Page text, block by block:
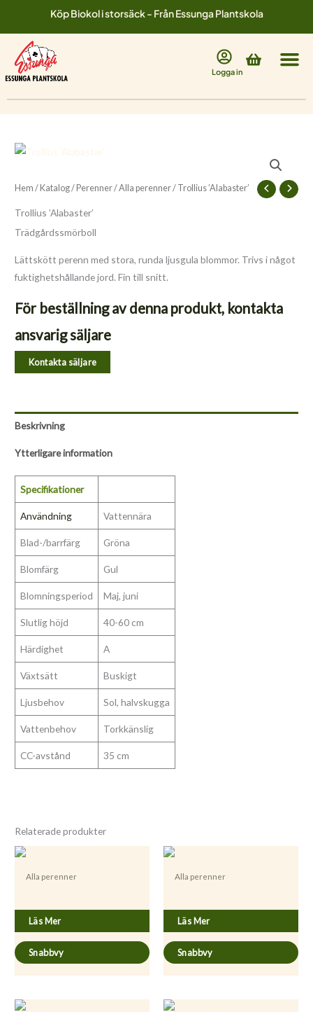
innehåll
Köp Biokol i storsäck - Från Essunga Plantskola
Logga in
Varukorg
Hem / Katalog/ Perenner/Alla perenner/ Trollius ’Alabaster’
Trollius ’Alabaster’
Trädgårdssmörboll
Lättskött perenn med stora, runda ljusgula blommor. Trivs i något
fuktighetshållande jord. Fin till snitt.
För beställning av denna produkt, kontakta
ansvarig säljare
Kontakta säljare
Beskrivning
Ytterligare information
Specifikationer
Användning Vattennära
Blad-/barrfärg Gröna
Blomfärg Gul
Blomningsperiod Maj, juni
Slutlig höjd 40-60 cm
Härdighet A
Växtsätt Buskigt
Ljusbehov Sol, halvskugga
Vattenbehov Torkkänslig
CC-avstånd 35 cm
Relaterade produkter
Alla perenner
Läs Mer
Snabbvy
Alla perenner
Läs Mer
Snabbvy